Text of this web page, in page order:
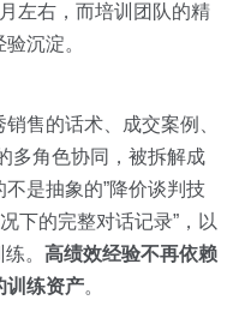
左右，而培训团队的精
沉淀。
售的话术、成交案例、
多角色协同，被拆解成
是抽象的”降价谈判技
下的完整对话记录”，以
。 高绩效经验不再依赖
训练资产。